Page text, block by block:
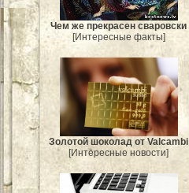
Чем же прекрасен сваровски
[Интересные факты]
Золотой шоколад от Valcambi
[Интересные новости]